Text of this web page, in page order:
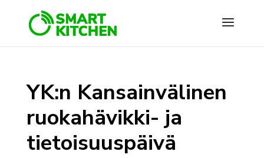
YK:n Kansainvälinen
ruokahävikki- ja
tietoisuuspäivä